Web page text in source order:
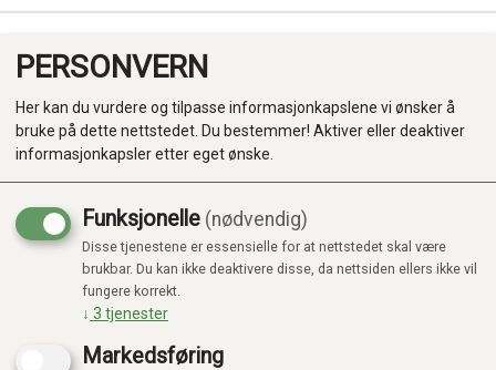
Produkter
Kategorier
PERSONVERN
Her kan du vurdere og tilpasse informasjonkapslene vi ønsker å
bruke på dette nettstedet. Du bestemmer! Aktiver eller deaktiver
informasjonkapsler etter eget ønske.
Funksjonelle (nødvendig)
Disse tjenestene er essensielle for at nettstedet skal være
brukbar. Du kan ikke deaktivere disse, da nettsiden ellers ikke vil
fungere korrekt.
↓ 3 tjenester
Markedsføring